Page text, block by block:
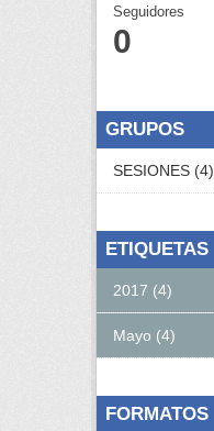
Seguidores
0
GRUPOS
SESIONES (4)
ETIQUETAS
2017 (4)
Mayo (4)
FORMATOS